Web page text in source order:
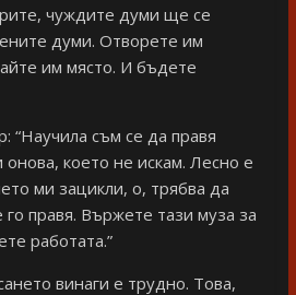
чуждите думи ще се
думи. Отворете им
им място. И бъдете
“Научила съм се да правя
онова, което не искам. Лесно е
ми зацикли, о, трябва да
го правя. Вържете тази муза за
работата.”
винаги е трудно. Това,